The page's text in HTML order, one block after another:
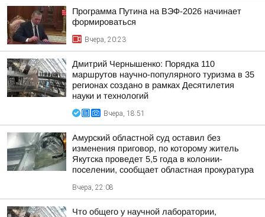
Программа Путина на ВЭФ-2026 начинает
формироваться
Вчера, 20:23
Дмитрий Чернышенко: Порядка 110
маршрутов научно-популярного туризма в 35
регионах создано в рамках Десятилетия
науки и технологий
Вчера, 18:51
Амурский областной суд оставил без
изменения приговор, по которому житель
Якутска проведет 5,5 года в колонии-
поселении, сообщает областная прокуратура
Вчера, 22:08
Что общего у научной лаборатории,